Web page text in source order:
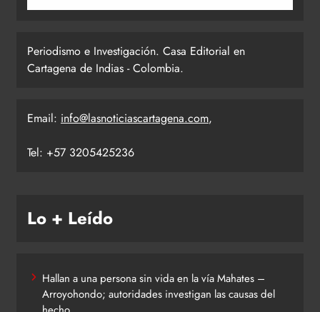
Periodismo e Investigación. Casa Editorial en
Cartagena de Indias - Colombia.
Email: info@lasnoticiascartagena.com,
Tel: +57 3205425236
Lo + Leído
Hallan a una persona sin vida en la vía Mahates –
Arroyohondo; autoridades investigan las causas del